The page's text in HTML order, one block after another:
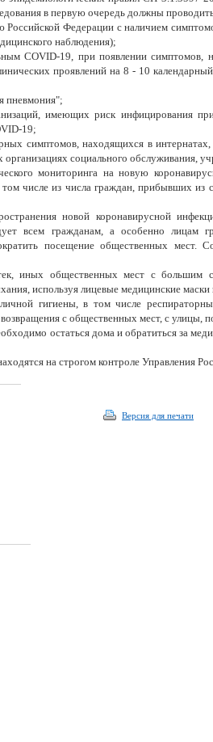
в первую очередь должны
Федерации с наличием
наблюдения);
COVID-19, при появлении
проявлений на 8 - 10
пневмония";
имеющих риск инфицирования
19;
симптомов, находящихся в
социального обслуживания,
мониторинга на новую
числе из числа граждан, прибывших из
новой коронавирусной
всем гражданам, а особенно
посещение общественных мест.
иных общественных мест с большим
используя лицевые медицинские
гигиены, в том числе
с общественных мест, с улицы,
остаться дома и обратиться за
на строгом контроле Управления
Версия для печати